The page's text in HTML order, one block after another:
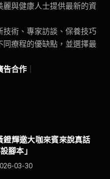
與健康人士提供最新的資
術、專家訪談、保養技巧
療程的優缺點，並選擇最
告合作
鐙輝邀大咖來賓來說真話
腳本」
03-30